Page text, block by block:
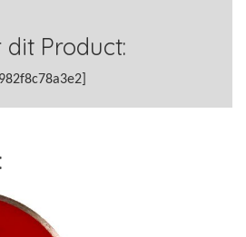
Product: